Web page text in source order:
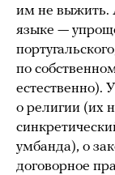
им не выжить.
языке —
по
естественно).
о религии (их
умбанда), о
договорное